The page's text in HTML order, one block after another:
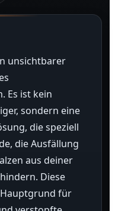
unsichtbarer
Es ist kein
sondern eine
die speziell
die Ausfällung
aus deiner
Diese
für